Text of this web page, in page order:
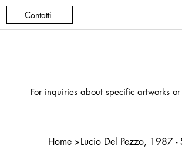
Contatti
For inquiries about specific artworks
Home >Lucio Del Pezzo, 1987